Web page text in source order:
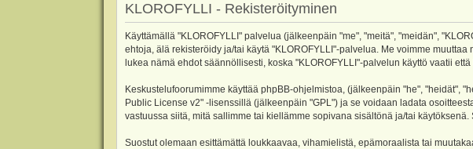
KLOROFYLLI - Rekisteröityminen
Käyttämällä "KLOROFYLLI" palvelua (jälkeenpäin "me", "meitä", "meidän",
ehtoja, älä rekisteröidy ja/tai käytä "KLOROFYLLI"-palvelua. Me voimme
lukea nämä ehdot säännöllisesti, koska "KLOROFYLLI"-palvelun käyttö vaatii
Keskustelufoorumimme käyttää phpBB-ohjelmistoa, (jälkeenpäin "he", "heidät",
Public License v2" -lisenssillä (jälkeenpäin "GPL") ja se voidaan ladata
vastuussa siitä, mitä sallimme tai kiellämme sopivana sisältönä ja/tai
Suostut olemaan esittämättä loukkaavaa, vihamielistä, epämoraalista tai